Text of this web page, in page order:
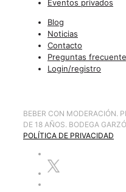
Eventos privados
Blog
Noticias
Contacto
Preguntas
Login/registro
BEBER CON MODERACIÓN.
DE 18 AÑOS. BODEGA
POLÍTICA DE PRIVACIDAD